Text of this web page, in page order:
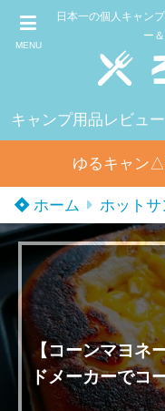
MENU
日本一の個人キャン
ー
キャンプ用品レビュー
ゆるキャン
ホーム ホット
【コーンマヨネ
ドメーカーでコ